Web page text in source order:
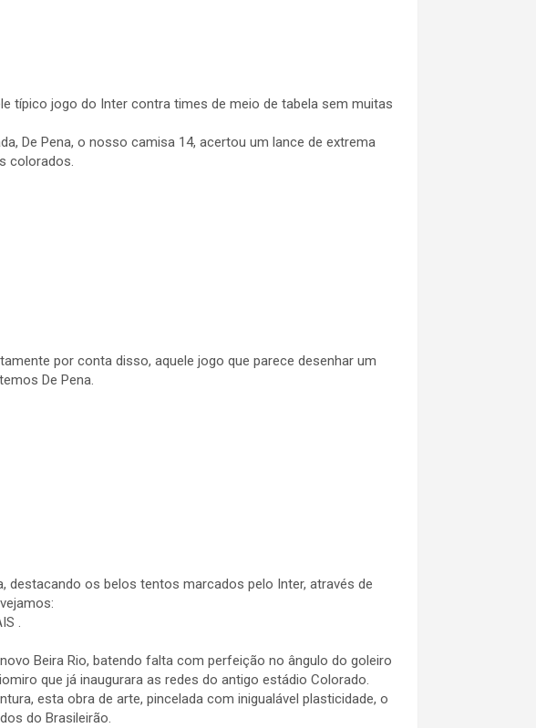
típico jogo do Inter contra times de meio de tabela sem muitas
De Pena, o nosso camisa 14, acertou um lance de extrema
colorados.
por conta disso, aquele jogo que parece desenhar um
De Pena.
destacando os belos tentos marcados pelo Inter, através de
.
Beira Rio, batendo falta com perfeição no ângulo do goleiro
que já inaugurara as redes do antigo estádio Colorado.
esta obra de arte, pincelada com inigualável plasticidade, o
do Brasileirão.